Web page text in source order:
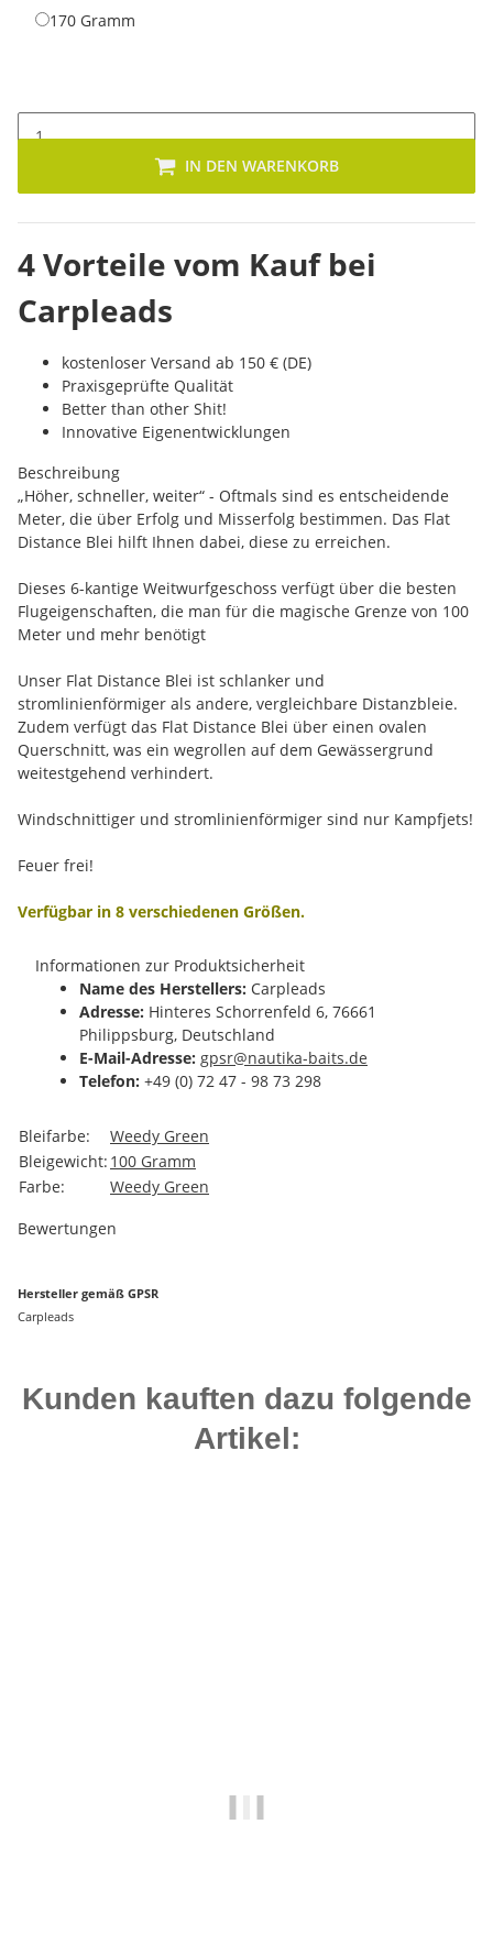
170 Gramm
IN DEN WARENKORB
4 Vorteile vom Kauf bei
Carpleads
kostenloser Versand ab 150 € (DE)
Praxisgeprüfte Qualität
Better than other Shit!
Innovative Eigenentwicklungen
Beschreibung
„Höher, schneller, weiter“ - Oftmals sind es entscheidende
Meter, die über Erfolg und Misserfolg bestimmen. Das Flat
Distance Blei hilft Ihnen dabei, diese zu erreichen.
Dieses 6-kantige Weitwurfgeschoss verfügt über die besten
Flugeigenschaften, die man für die magische Grenze von 100
Meter und mehr benötigt
Unser Flat Distance Blei ist schlanker und
stromlinienförmiger als andere, vergleichbare Distanzbleie.
Zudem verfügt das Flat Distance Blei über einen ovalen
Querschnitt, was ein wegrollen auf dem Gewässergrund
weitestgehend verhindert.
Windschnittiger und stromlinienförmiger sind nur Kampfjets!
Feuer frei!
Verfügbar in 8 verschiedenen Größen.
Informationen zur Produktsicherheit
Name des Herstellers: Carpleads
Adresse: Hinteres Schorrenfeld 6, 76661
Philippsburg, Deutschland
E-Mail-Adresse: gpsr@nautika-baits.de
Telefon: +49 (0) 72 47 - 98 73 298
Produkteigenschaft
Wert
Bleifarbe:
Weedy Green
Bleigewicht: 100 Gramm
Farbe:
Weedy Green
Bewertungen
Hersteller gemäß GPSR
Carpleads
Kunden kauften dazu folgende
Artikel: